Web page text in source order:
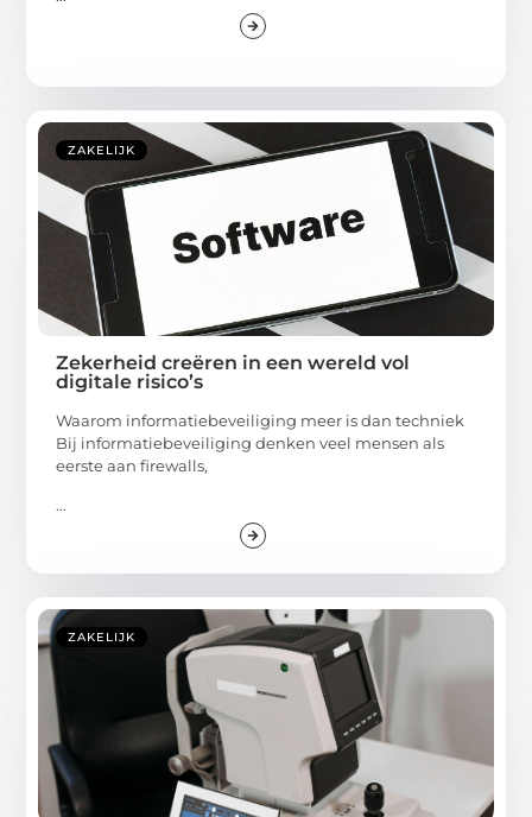
ZAKELIJK
Zekerheid creëren in een wereld vol
digitale risico’s
Waarom informatiebeveiliging meer is dan techniek
Bij informatiebeveiliging denken veel mensen als
eerste aan firewalls,
...
ZAKELIJK